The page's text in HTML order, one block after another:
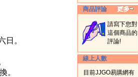
日。
。
商品評論
請寫下您對
這個商品的
評論!
線上人數
目前JJGO易購網有